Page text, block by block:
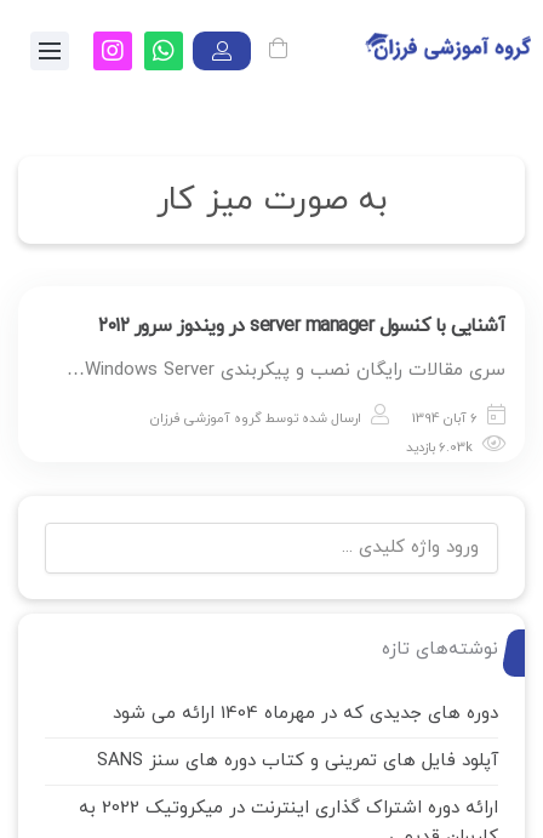
به صورت میز کار
آشنایی با کنسول server manager در ویندوز سرور ۲۰۱۲
سری مقالات رایگان نصب و پیکربندی Windows Server…
6 آبان 1394 ارسال شده توسطگروه آموزشی فرزان
نوشته‌های تازه
دوره های جدیدی که در مهرماه 1404 ارائه می شود
آپلود فایل های تمرینی و کتاب دوره های سنز SANS
ارائه دوره اشتراک گذاری اینترنت در میکروتیک 2022 به